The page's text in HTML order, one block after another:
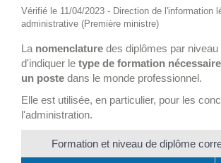
Vérifié le 11/04/2023 - Direction de l'information
administrative (Première ministre)
La nomenclature des diplômes par niveau
d'indiquer le type de formation
un poste dans le monde professionnel.
Elle est utilisée, en particulier, pour les
l'administration.
Formation et niveau de diplôme